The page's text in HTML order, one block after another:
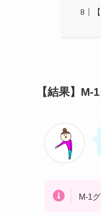
【結果】
M-1